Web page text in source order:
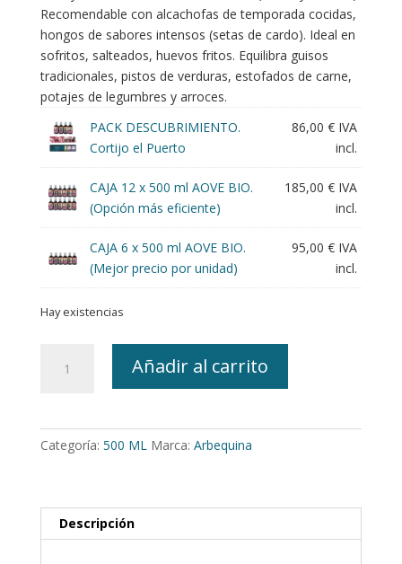
Recomendable con alcachofas de temporada cocidas,
hongos de sabores intensos (setas de cardo). Ideal en
sofritos, salteados, huevos fritos. Equilibra guisos
tradicionales, pistos de verduras, estofados de carne,
potajes de legumbres y arroces.
PACK DESCUBRIMIENTO.
Cortijo el Puerto
86,00€ IVA
incl.
CAJA 12 x 500 ml AOVE BIO.
(Opción más eficiente)
185,00€ IVA
incl.
CAJA 6 x 500 ml AOVE BIO.
(Mejor precio por unidad)
95,00€ IVA
incl.
Hay existencias
500
ml
Añadir al carrito
Categoría: 500 ML Marca: Arbequina
Descripción